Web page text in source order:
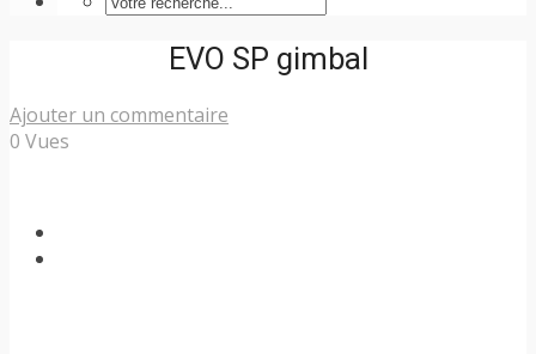
EVO SP gimbal
Ajouter un commentaire
0 Vues